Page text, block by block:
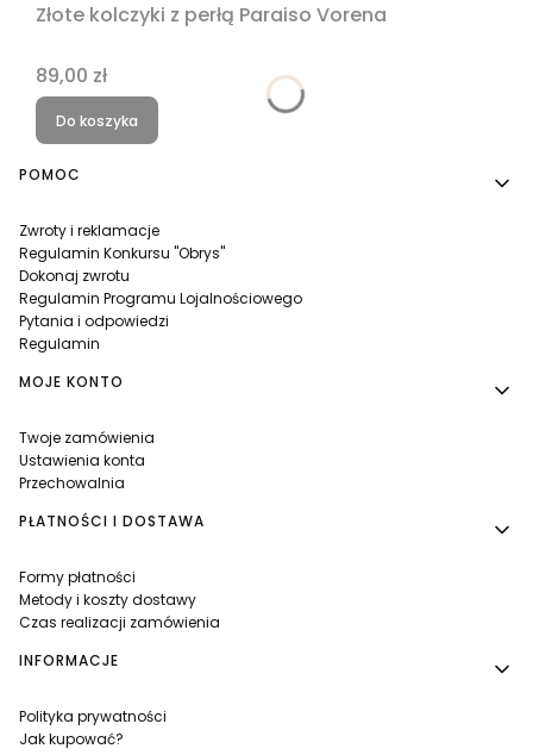
Bestseller
Złote kolczyki z perłą Paraiso Vorena
Cena
89,00 zł
Do koszyka
Linki w stopce
POMOC
Zwroty i reklamacje
Regulamin Konkursu "Obrys"
Dokonaj zwrotu
Regulamin Programu Lojalnościowego
Pytania i odpowiedzi
Regulamin
MOJE KONTO
Twoje zamówienia
Ustawienia konta
Przechowalnia
PŁATNOŚCI I DOSTAWA
Formy płatności
Metody i koszty dostawy
Czas realizacji zamówienia
INFORMACJE
Polityka prywatności
Jak kupować?